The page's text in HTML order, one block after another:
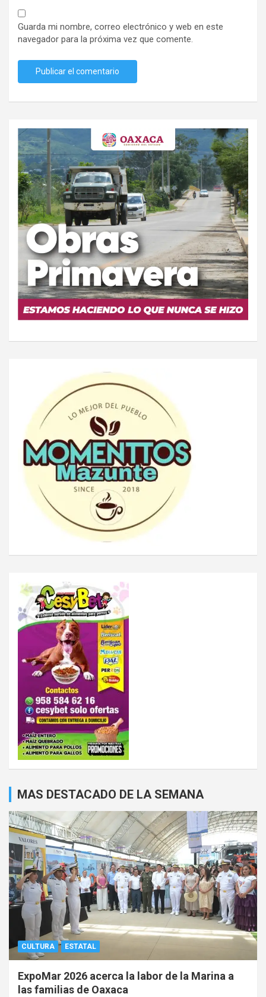
Guarda mi nombre, correo electrónico y web en este
navegador para la próxima vez que comente.
MAS DESTACADO DE LA SEMANA
CULTURA ESTATAL
ExpoMar 2026 acerca la labor de la Marina a
las familias de Oaxaca